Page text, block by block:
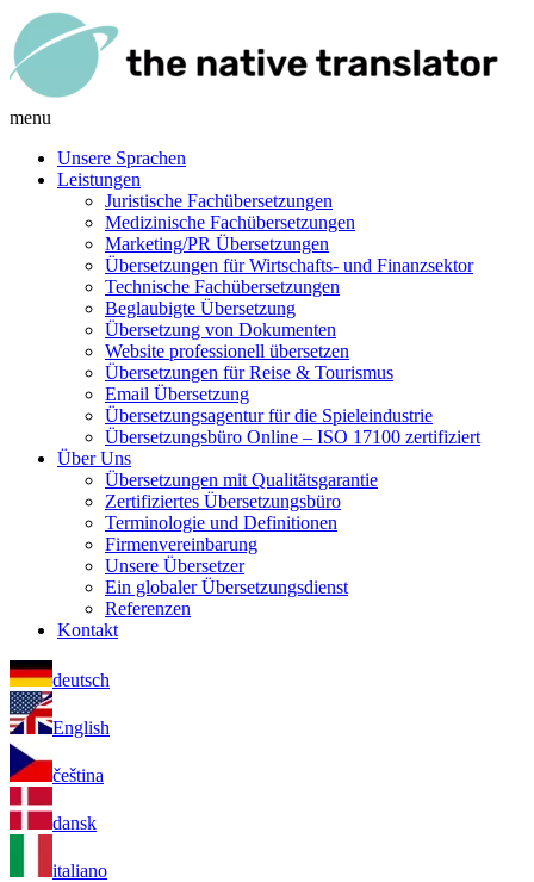
menu
Unsere Sprachen
Leistungen
Juristische Fachübersetzungen
Medizinische Fachübersetzungen
Marketing/PR Übersetzungen
Übersetzungen für Wirtschafts- und Finanzsektor
Technische Fachübersetzungen
Beglaubigte Übersetzung
Übersetzung von Dokumenten
Website professionell übersetzen
Übersetzungen für Reise & Tourismus
Email Übersetzung
Übersetzungsagentur für die Spieleindustrie
Übersetzungsbüro Online – ISO 17100 zertifiziert
Über Uns
Übersetzungen mit Qualitätsgarantie
Zertifiziertes Übersetzungsbüro
Terminologie und Definitionen
Firmenvereinbarung
Unsere Übersetzer
Ein globaler Übersetzungsdienst
Referenzen
Kontakt
deutsch
English
čeština
dansk
italiano